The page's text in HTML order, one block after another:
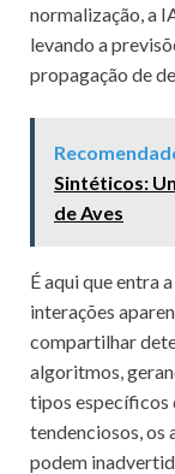
normalização, a
levando a
propagação de
Sintéticos:
de Aves
É aqui que entra
interações
compartilhar
algoritmos,
tipos específicos
tendenciosos, os
podem